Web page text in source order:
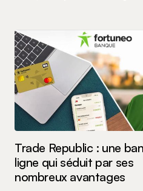
Trade Republic : une
ligne qui séduit par ses
nombreux avantages